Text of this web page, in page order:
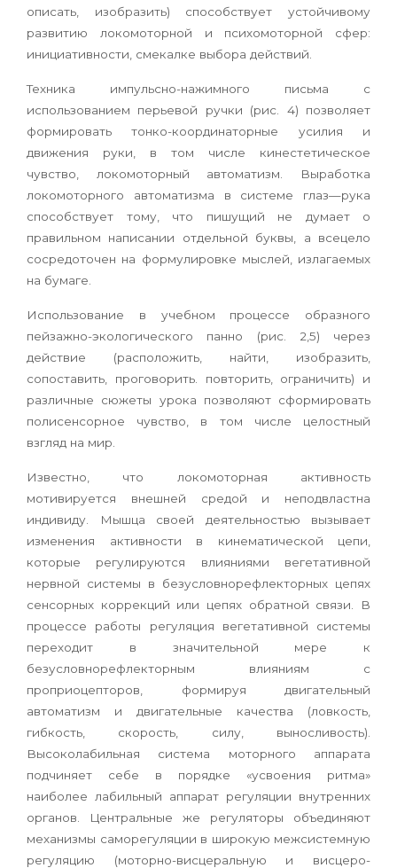
описать, изобразить) способствует устойчивому
развитию локомоторной и психомоторной сфер:
инициативности, смекалке выбора действий.
Техника импульсно-нажимного письма с
использованием перьевой ручки (рис. 4) позволяет
формировать тонко-координаторные усилия и
движения руки, в том числе кинестетическое
чувство, локомоторный автоматизм. Выработка
локомоторного автоматизма в системе глаз—рука
способствует тому, что пишущий не думает о
правильном написании отдельной буквы, а всецело
сосредоточен на формулировке мыслей, излагаемых
на бумаге.
Использование в учебном процессе образного
пейзажно-экологического панно (рис. 2,5) через
действие (расположить, найти, изобразить,
сопоставить, проговорить. повторить, ограничить) и
различные сюжеты урока позволяют сформировать
полисенсорное чувство, в том числе целостный
взгляд на мир.
Известно, что локомоторная активность
мотивируется внешней средой и неподвластна
индивиду. Мышца своей деятельностью вызывает
изменения активности в кинематической цепи,
которые регулируются влияниями вегетативной
нервной системы в безусловнорефлекторных цепях
сенсорных коррекций или цепях обратной связи. В
процессе работы регуляция вегетативной системы
переходит в значительной мере к
безусловнорефлекторным влияниям с
проприоцепторов, формируя двигательный
автоматизм и двигательные качества (ловкость,
гибкость, скорость, силу, выносливость).
Высоколабильная система моторного аппарата
подчиняет себе в порядке «усвоения ритма»
наиболее лабильный аппарат регуляции внутренних
органов. Центральные же регуляторы объединяют
механизмы саморегуляции в широкую межсистемную
регуляцию (моторно-висцеральную и висцеро-